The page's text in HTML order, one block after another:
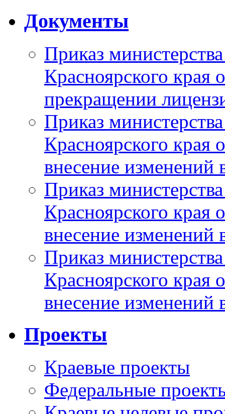
Документы
Приказ
Красноярского
прекращении
Приказ
Красноярского
внесение изменений
Приказ
Красноярского
внесение изменений
Приказ
Красноярского
внесение изменений
Проекты
Краевые проекты
Федеральные